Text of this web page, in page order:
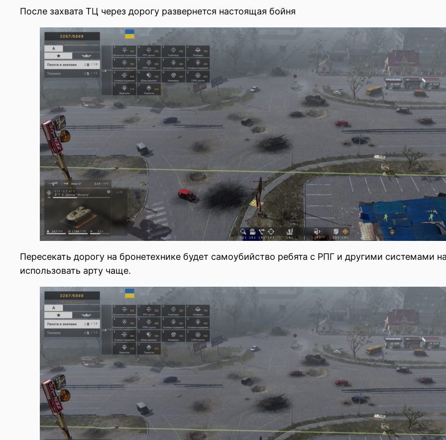
После захвата ТЦ через дорогу развернется настоящая бойня
Пересекать дорогу на бронетехнике будет самоубийство ребята с РПГ и другими системами
использовать арту чаще.